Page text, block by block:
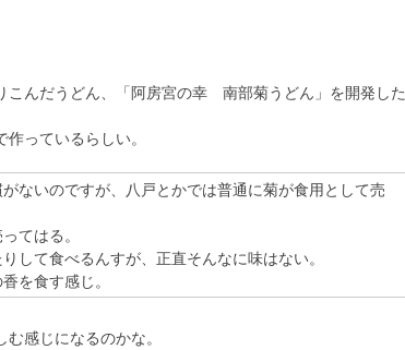
こんだうどん、「阿房宮の幸 南部菊うどん」を開発した
っているらしい。
ないのですが、八戸とかでは普通に菊が食用として売
てはる。
して食べるんすが、正直そんなに味はない。
を食す感じ。
感じになるのかな。